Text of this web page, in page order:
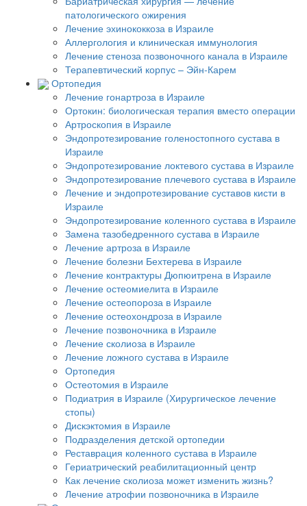
патологического ожирения
Лечение эхинококкоза в Израиле
Аллергология и клиническая иммунология
Лечение стеноза позвоночного канала в Израиле
Терапевтический корпус – Эйн-Карем
Ортопедия
Лечение гонартроза в Израиле
Ортокин: биологическая терапия вместо операции
Артроскопия в Израиле
Эндопротезирование голеностопного сустава в
Израиле
Эндопротезирование локтевого сустава в Израиле
Эндопротезирование плечевого сустава в Израиле
Лечение и эндопротезирование суставов кисти в
Израиле
Эндопротезирование коленного сустава в Израиле
Замена тазобедренного сустава в Израиле
Лечение артроза в Израиле
Лечение болезни Бехтерева в Израиле
Лечение контрактуры Дюпюитрена в Израиле
Лечение остеомиелита в Израиле
Лечение остеопороза в Израиле
Лечение остеохондроза в Израиле
Лечение позвоночника в Израиле
Лечение сколиоза в Израиле
Лечение ложного сустава в Израиле
Ортопедия
Остеотомия в Израиле
Подиатрия в Израиле (Хирургическое лечение
стопы)
Дискэктомия в Израиле
Подразделения детской ортопедии
Реставрация коленного сустава в Израиле
Гериатрический реабилитационный центр
Как лечение сколиоза может изменить жизнь?
Лечение атрофии позвоночника в Израиле